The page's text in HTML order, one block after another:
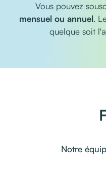
Vous pouvez
mensuel ou annuel.
quelque soit
Notre